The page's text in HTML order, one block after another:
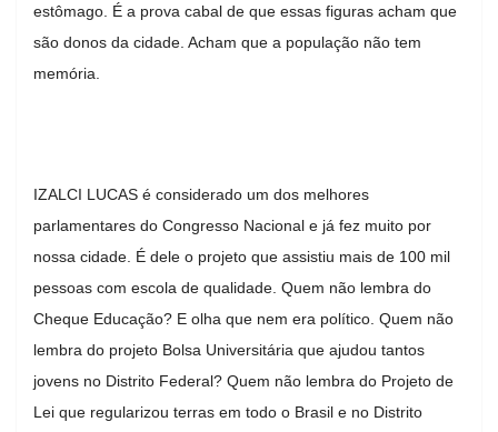
estômago. É a prova cabal de que essas figuras acham que
são donos da cidade. Acham que a população não tem
memória.
IZALCI LUCAS é considerado um dos melhores
parlamentares do Congresso Nacional e já fez muito por
nossa cidade. É dele o projeto que assistiu mais de 100 mil
pessoas com escola de qualidade. Quem não lembra do
Cheque Educação? E olha que nem era político. Quem não
lembra do projeto Bolsa Universitária que ajudou tantos
jovens no Distrito Federal? Quem não lembra do Projeto de
Lei que regularizou terras em todo o Brasil e no Distrito